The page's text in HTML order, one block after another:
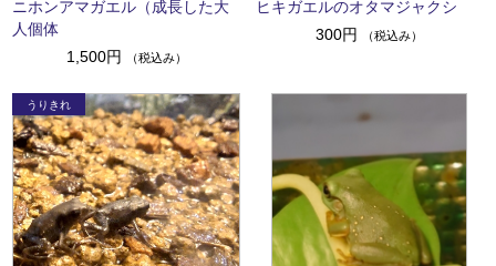
ニホンアマガエル（成長した大
人個体
1,500円
（税込み）
ヒキガエルのオタマジャクシ
300円
（税込み）